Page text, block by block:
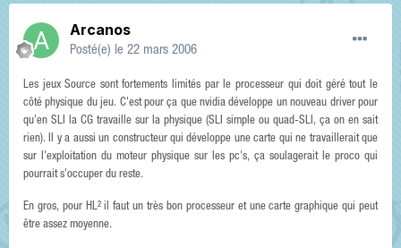
Arcanos
Posté(e) le 22 mars 2006
Les jeux Source sont fortements limités par le processeur qui doit géré tout le
côté physique du jeu. C'est pour ça que nvidia développe un nouveau driver pour
qu'en SLI la CG travaille sur la physique (SLI simple ou quad-SLI, ça on en sait
rien). Il y a aussi un constructeur qui développe une carte qui ne travaillerait que
sur l'exploitation du moteur physique sur les pc's, ça soulagerait le proco qui
pourrait s'occuper du reste.
En gros, pour HL² il faut un très bon processeur et une carte graphique qui peut
être assez moyenne.